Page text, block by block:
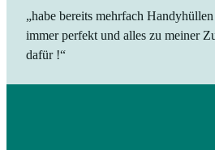
„habe bereits mehrfach
immer perfekt und alles zu meiner
dafür !“